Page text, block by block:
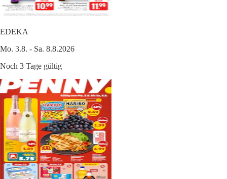
EDEKA
Mo. 3.8. - Sa. 8.8.2026
Noch 3 Tage gültig